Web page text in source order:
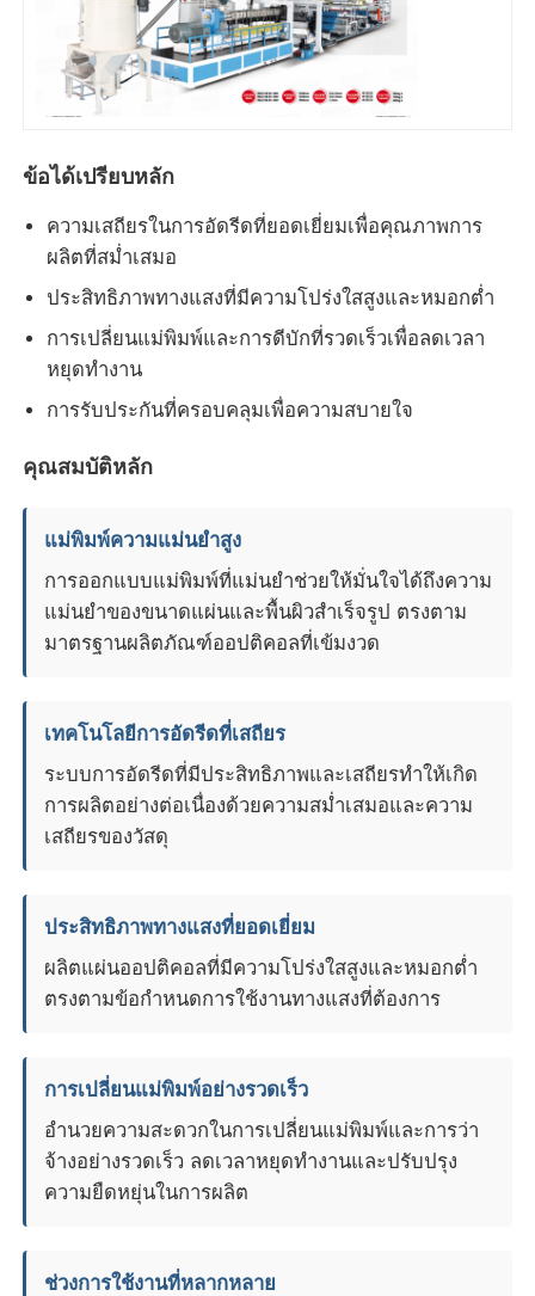
ข้อได้เปรียบหลัก
ความเสถียรในการอัดรีดที่ยอดเยี่ยมเพื่อคุณภาพการ
ผลิตที่สม่ำเสมอ
ประสิทธิภาพทางแสงที่มีความโปร่งใสสูงและหมอกต่ำ
การเปลี่ยนแม่พิมพ์และการดีบักที่รวดเร็วเพื่อลดเวลา
หยุดทำงาน
การรับประกันที่ครอบคลุมเพื่อความสบายใจ
คุณสมบัติหลัก
แม่พิมพ์ความแม่นยำสูง
การออกแบบแม่พิมพ์ที่แม่นยำช่วยให้มั่นใจได้ถึงความ
แม่นยำของขนาดแผ่นและพื้นผิวสำเร็จรูป ตรงตาม
มาตรฐานผลิตภัณฑ์ออปติคอลที่เข้มงวด
เทคโนโลยีการอัดรีดที่เสถียร
ระบบการอัดรีดที่มีประสิทธิภาพและเสถียรทำให้เกิด
การผลิตอย่างต่อเนื่องด้วยความสม่ำเสมอและความ
เสถียรของวัสดุ
ประสิทธิภาพทางแสงที่ยอดเยี่ยม
ผลิตแผ่นออปติคอลที่มีความโปร่งใสสูงและหมอกต่ำ
ตรงตามข้อกำหนดการใช้งานทางแสงที่ต้องการ
การเปลี่ยนแม่พิมพ์อย่างรวดเร็ว
อำนวยความสะดวกในการเปลี่ยนแม่พิมพ์และการว่า
จ้างอย่างรวดเร็ว ลดเวลาหยุดทำงานและปรับปรุง
ความยืดหยุ่นในการผลิต
ช่วงการใช้งานที่หลากหลาย